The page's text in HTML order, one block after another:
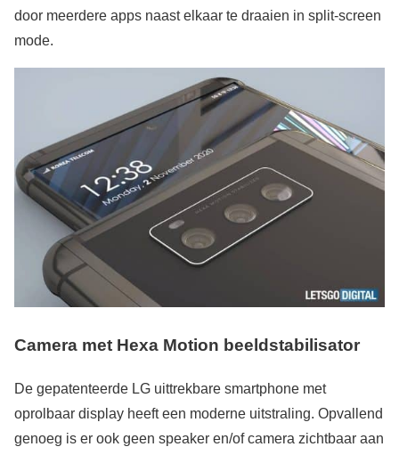
door meerdere apps naast elkaar te draaien in split-screen
mode.
Camera met Hexa Motion beeldstabilisator
De gepatenteerde LG uittrekbare smartphone met
oprolbaar display heeft een moderne uitstraling. Opvallend
genoeg is er ook geen speaker en/of camera zichtbaar aan